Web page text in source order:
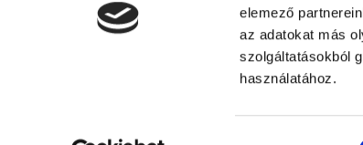
elemező
az adatokat más
szolgáltatásokból
használatához.